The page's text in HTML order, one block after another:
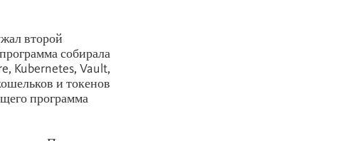
второй
собирала
Kubernetes, Vault,
и токенов
программа